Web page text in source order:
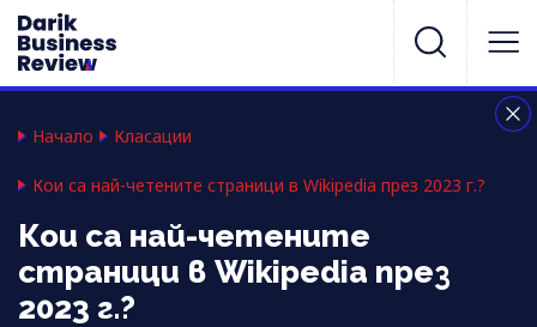
Начало Класации
Кои са най-четените страници в Wikipedia през 2023 г.?
Кои са най-четените
страници в Wikipedia през
2023 г.?